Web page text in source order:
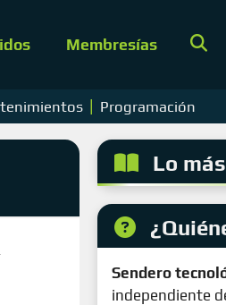
Membresías
| Programación
Lo
Sendero
independiente